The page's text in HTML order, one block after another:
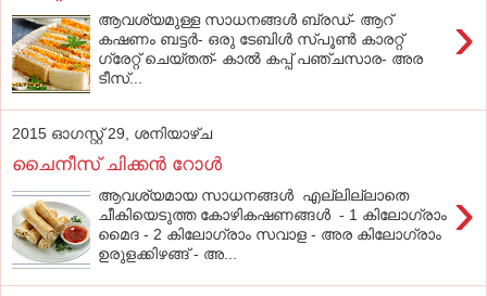
›
ആവശ്യമുള്ള സാധനങ്ങള്‍ ബ്രഡ്‌- ആറ്‌
കഷണം ബട്ടര്‍- ഒരു ടേബിള്‍ സ്‌പൂണ്‍ കാരറ്റ്‌
ഗ്രേറ്റ്‌ ചെയ്‌തത്‌- കാല്‍ കപ്പ്‌ പഞ്ചസാര- അര
ടീസ്‌...
2015 ഓഗസ്റ്റ് 29, ശനിയാഴ്‌ച
ചൈനീസ് ചിക്കന്‍ റോള്‍
›
ആവശ്യമായ സാധനങ്ങള്‍ എല്ലില്ലാതെ
ചീകിയെടുത്ത കോഴികഷണങ്ങള്‍ - 1 കിലോഗ്രാം
മൈദ - 2 കിലോഗ്രാം സവാള - അര കിലോഗ്രാം
ഉരുളക്കിഴങ്ങ് - അ...